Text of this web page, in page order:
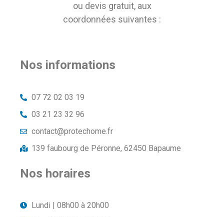
ou devis gratuit, aux
coordonnées suivantes :
Nos informations
07 72 02 03 19
03 21 23 32 96
contact@protechome.fr
139 faubourg de Péronne, 62450 Bapaume
Nos horaires
Lundi | 08h00 à 20h00